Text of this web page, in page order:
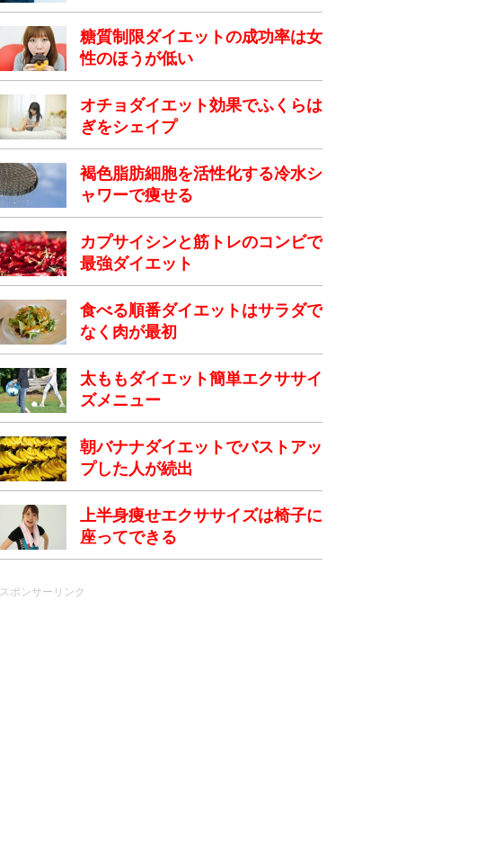
糖質制限ダイエットの成功率は女
性のほうが低い
オチョダイエット効果でふくらは
ぎをシェイプ
褐色脂肪細胞を活性化する冷水シ
ャワーで痩せる
カプサイシンと筋トレのコンビで
最強ダイエット
食べる順番ダイエットはサラダで
なく肉が最初
太ももダイエット簡単エクササイ
ズメニュー
朝バナナダイエットでバストアッ
プした人が続出
上半身痩せエクササイズは椅子に
座ってできる
スポンサーリンク